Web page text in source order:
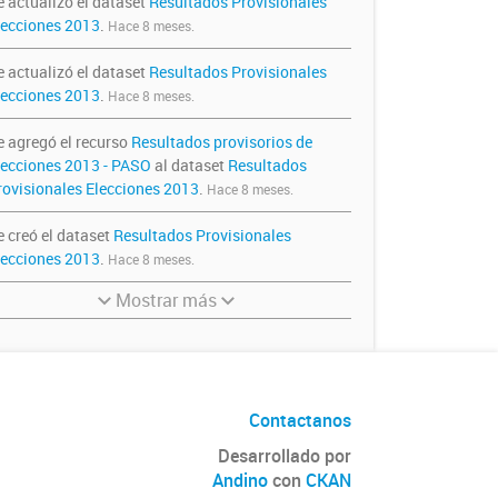
2013. Hace 8 meses.
actualizó el dataset Resultados Provisionales
2013. Hace 8 meses.
agregó el recurso Resultados provisorios de
2013 - PASO al dataset Resultados
Elecciones 2013. Hace 8 meses.
creó el dataset Resultados Provisionales
2013. Hace 8 meses.
Mostrar más
Contactanos
Desarrollado por
Andinocon CKAN